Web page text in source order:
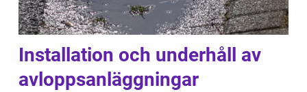
Installation och underhåll av
avloppsanläggningar